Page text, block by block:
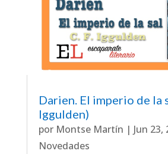
Darien. El imperio de la
Iggulden)
por Montse Martín | Jun 23,
Novedades